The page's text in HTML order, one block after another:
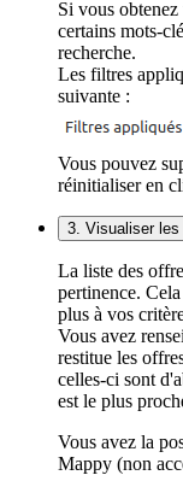
Si vous
certains mots-
recherche.
Les filtres
suivante :
Vous pouvez
réinitialiser en
3. Visualiser
La liste des
pertinence.
plus à vos
Vous avez
restitue les
celles-ci sont
est le plus
Vous avez la
Mappy (non